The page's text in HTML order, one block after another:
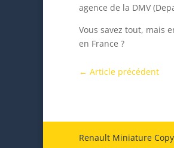
agence de la DMV
Vous savez tout, mais
en France ?
← Article précédent
Renault Miniature